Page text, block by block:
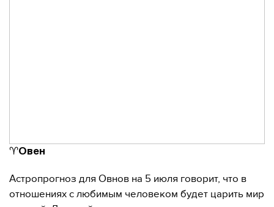
♈️Овен
Астропрогноз для Овнов на 5 июля говорит, что в
отношениях с любимым человеком будет царить мир